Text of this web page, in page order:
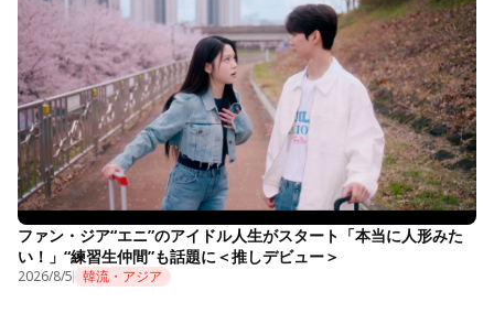
ファン・ジア“エニ”のアイドル人生がスタート「本当に人形みた
い！」“練習生仲間”も話題に＜推しデビュー＞
2026/8/5 韓流・アジア